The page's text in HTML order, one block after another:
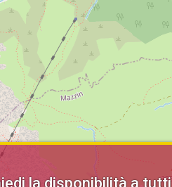
la disponibilità a